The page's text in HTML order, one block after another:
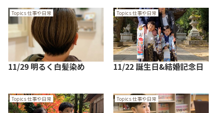
Topics 仕事や日常
11/29 明るく白髪染め
Topics 仕事や日常
11/22 誕生日&結婚記念日
Topics 仕事や日常 Topics 仕事や日常